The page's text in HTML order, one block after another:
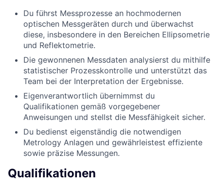
Du führst Messprozesse an hochmodernen
optischen Messgeräten durch und überwachst
diese, insbesondere in den Bereichen Ellipsometrie
und Reflektometrie.
Die gewonnenen Messdaten analysierst du mithilfe
statistischer Prozesskontrolle und unterstützt das
Team bei der Interpretation der Ergebnisse.
Eigenverantwortlich übernimmst du
Qualifikationen gemäß vorgegebener
Anweisungen und stellst die Messfähigkeit sicher.
Du bedienst eigenständig die notwendigen
Metrology Anlagen und gewährleistest effiziente
sowie präzise Messungen.
Qualifikationen